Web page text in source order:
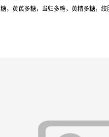
，黄芪多糖，当归多糖，黄精多糖，